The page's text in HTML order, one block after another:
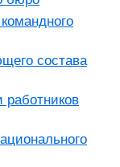
состава